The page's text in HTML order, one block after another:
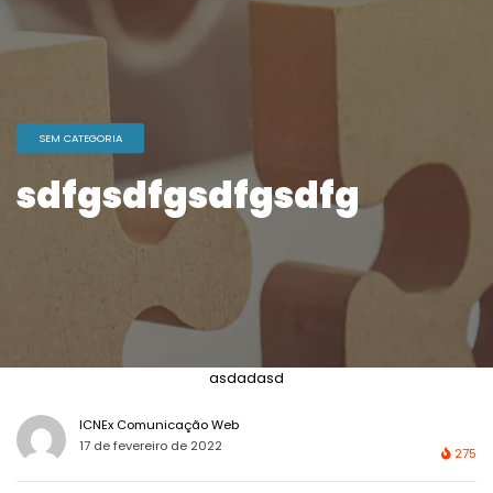
SEM CATEGORIA
sdfgsdfgsdfgsdfg
asdadasd
ICNEx Comunicação Web
17 de fevereiro de 2022
275